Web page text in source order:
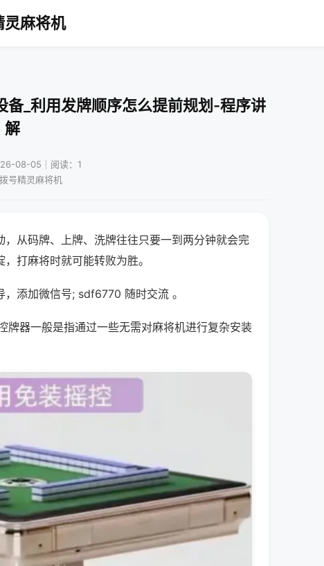
灵麻将机
_利用发牌顺序怎么提前规划-程序讲
解
08-05｜阅读：1
号精灵麻将机
从码牌、上牌、洗牌往往只要一到两分钟就会完
打麻将时就可能转败为胜。
添加微信号; sdf6770 随时交流 。
牌器一般是指通过一些无需对麻将机进行复杂安装